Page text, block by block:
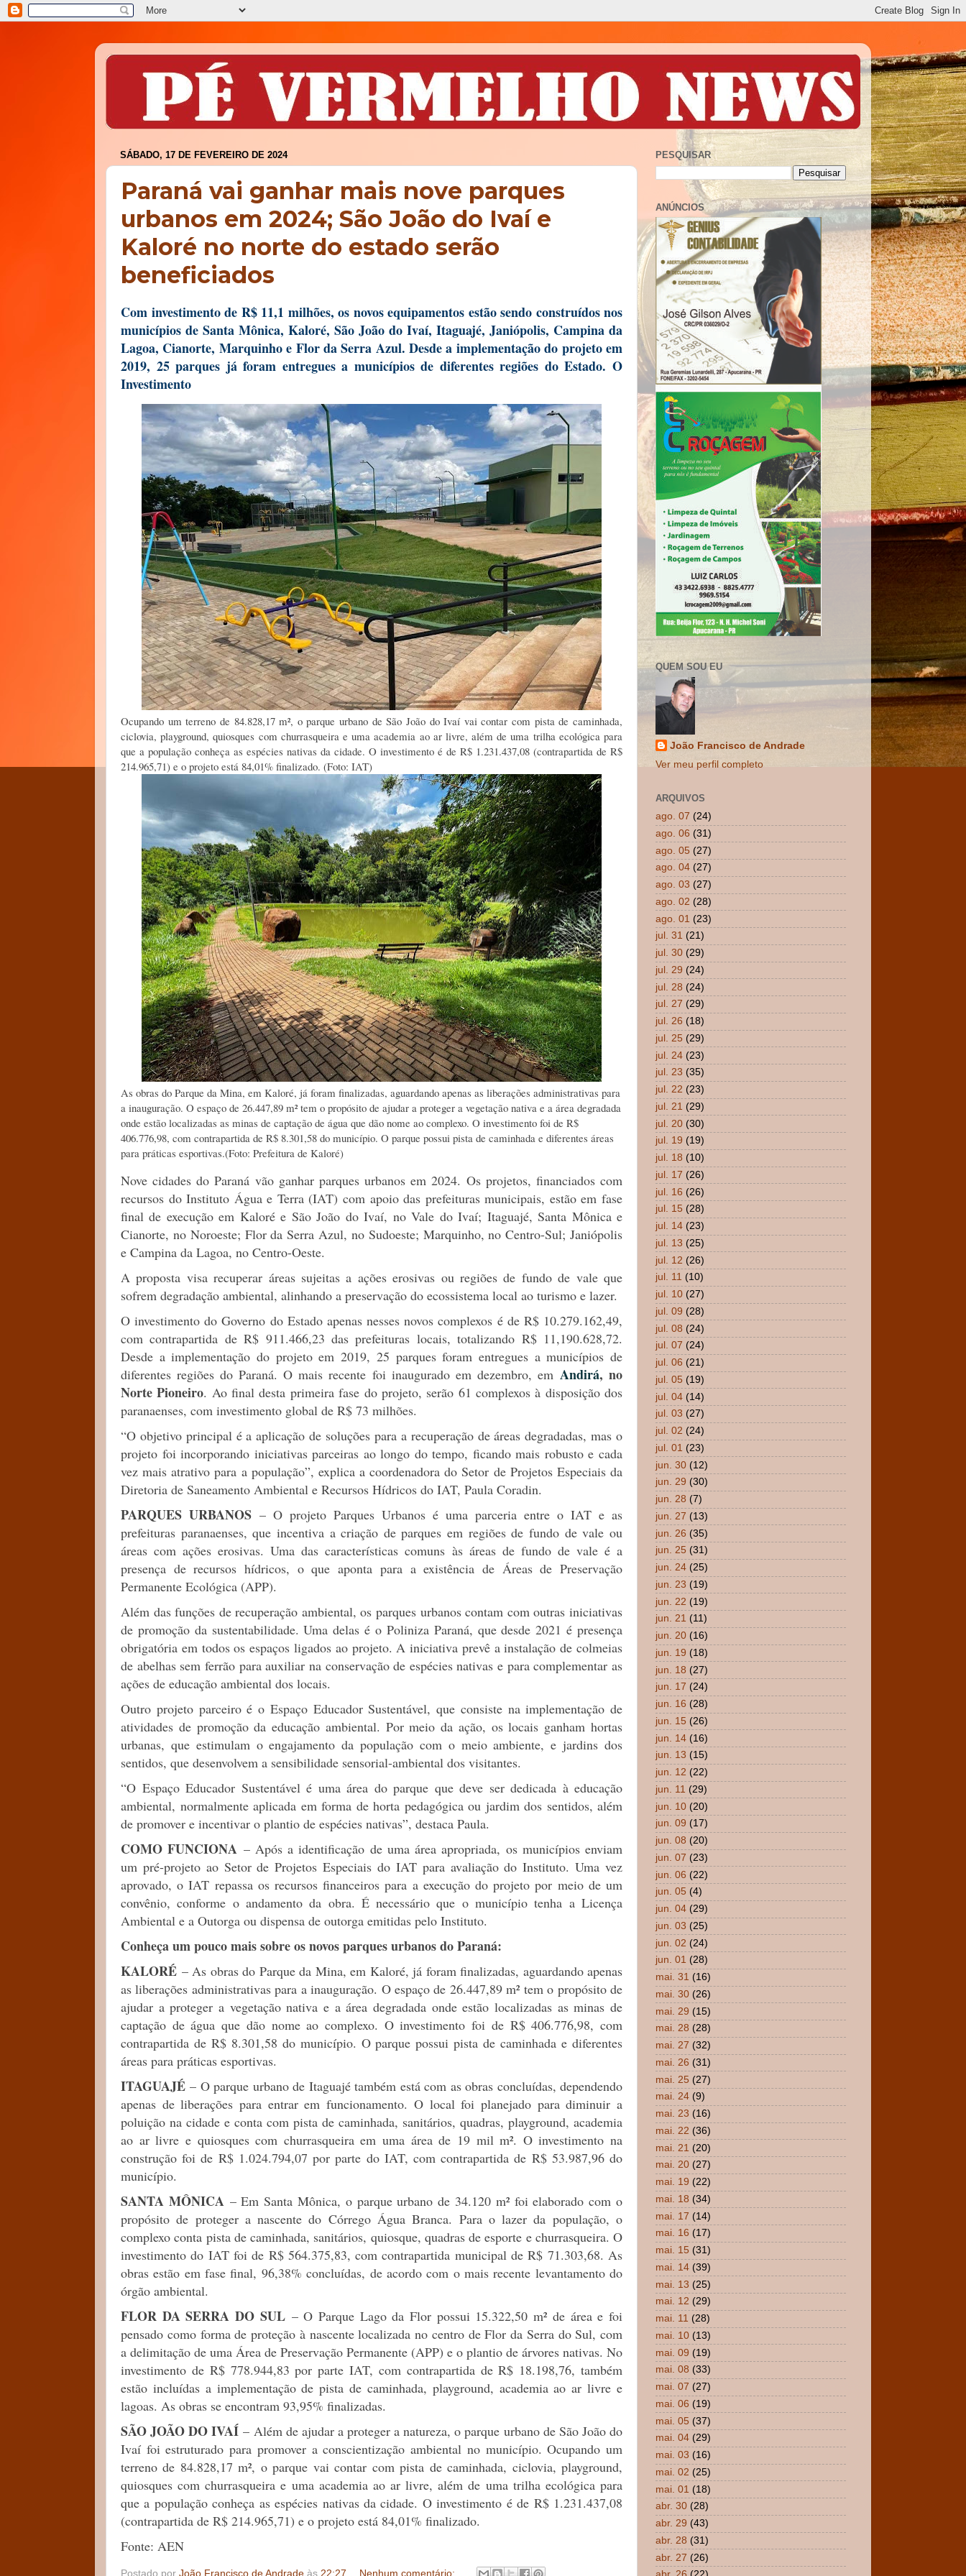
SÁBADO, 17 DE FEVEREIRO DE 2024
Paraná vai ganhar mais nove parques
urbanos em 2024; São João do Ivaí e
Kaloré no norte do estado serão
beneficiados
Com investimento de R$ 11,1 milhões, os novos equipamentos estão sendo construídos nos
municípios de Santa Mônica, Kaloré, São João do Ivaí, Itaguajé, Janiópolis, Campina da
Lagoa, Cianorte, Marquinho e Flor da Serra Azul. Desde a implementação do projeto em
2019, 25 parques já foram entregues a municípios de diferentes regiões do Estado. O
Investimento
Ocupando um terreno de 84.828,17 m², o parque urbano de São João do Ivaí vai contar com pista de caminhada,
ciclovia, playground, quiosques com churrasqueira e uma academia ao ar livre, além de uma trilha ecológica para
que a população conheça as espécies nativas da cidade. O investimento é de R$ 1.231.437,08 (contrapartida de R$
214.965,71) e o projeto está 84,01% finalizado. (Foto: IAT)
As obras do Parque da Mina, em Kaloré, já foram finalizadas, aguardando apenas as liberações administrativas para
a inauguração. O espaço de 26.447,89 m² tem o propósito de ajudar a proteger a vegetação nativa e a área degradada
onde estão localizadas as minas de captação de água que dão nome ao complexo. O investimento foi de R$
406.776,98, com contrapartida de R$ 8.301,58 do município. O parque possui pista de caminhada e diferentes áreas
para práticas esportivas.(Foto: Prefeitura de Kaloré)
Nove cidades do Paraná vão ganhar parques urbanos em 2024. Os projetos, financiados com
recursos do Instituto Água e Terra (IAT) com apoio das prefeituras municipais, estão em fase
final de execução em Kaloré e São João do Ivaí, no Vale do Ivaí; Itaguajé, Santa Mônica e
Cianorte, no Noroeste; Flor da Serra Azul, no Sudoeste; Marquinho, no Centro-Sul; Janiópolis
e Campina da Lagoa, no Centro-Oeste.
A proposta visa recuperar áreas sujeitas a ações erosivas ou regiões de fundo de vale que
sofrem degradação ambiental, alinhando a preservação do ecossistema local ao turismo e lazer.
O investimento do Governo do Estado apenas nesses novos complexos é de R$ 10.279.162,49,
com contrapartida de R$ 911.466,23 das prefeituras locais, totalizando R$ 11,190.628,72.
Desde a implementação do projeto em 2019, 25 parques foram entregues a municípios de
diferentes regiões do Paraná. O mais recente foi inaugurado em dezembro, em Andirá, no
Norte Pioneiro. Ao final desta primeira fase do projeto, serão 61 complexos à disposição dos
paranaenses, com investimento global de R$ 73 milhões.
“O objetivo principal é a aplicação de soluções para a recuperação de áreas degradadas, mas o
projeto foi incorporando iniciativas parceiras ao longo do tempo, ficando mais robusto e cada
vez mais atrativo para a população”, explica a coordenadora do Setor de Projetos Especiais da
Diretoria de Saneamento Ambiental e Recursos Hídricos do IAT, Paula Coradin.
PARQUES URBANOS – O projeto Parques Urbanos é uma parceria entre o IAT e as
prefeituras paranaenses, que incentiva a criação de parques em regiões de fundo de vale ou
áreas com ações erosivas. Uma das características comuns às áreas de fundo de vale é a
presença de recursos hídricos, o que aponta para a existência de Áreas de Preservação
Permanente Ecológica (APP).
Além das funções de recuperação ambiental, os parques urbanos contam com outras iniciativas
de promoção da sustentabilidade. Uma delas é o Poliniza Paraná, que desde 2021 é presença
obrigatória em todos os espaços ligados ao projeto. A iniciativa prevê a instalação de colmeias
de abelhas sem ferrão para auxiliar na conservação de espécies nativas e para complementar as
ações de educação ambiental dos locais.
Outro projeto parceiro é o Espaço Educador Sustentável, que consiste na implementação de
atividades de promoção da educação ambiental. Por meio da ação, os locais ganham hortas
urbanas, que estimulam o engajamento da população com o meio ambiente, e jardins dos
sentidos, que desenvolvem a sensibilidade sensorial-ambiental dos visitantes.
“O Espaço Educador Sustentável é uma área do parque que deve ser dedicada à educação
ambiental, normalmente aplicada em forma de horta pedagógica ou jardim dos sentidos, além
de promover e incentivar o plantio de espécies nativas”, destaca Paula.
COMO FUNCIONA – Após a identificação de uma área apropriada, os municípios enviam
um pré-projeto ao Setor de Projetos Especiais do IAT para avaliação do Instituto. Uma vez
aprovado, o IAT repassa os recursos financeiros para a execução do projeto por meio de um
convênio, conforme o andamento da obra. É necessário que o município tenha a Licença
Ambiental e a Outorga ou dispensa de outorga emitidas pelo Instituto.
Conheça um pouco mais sobre os novos parques urbanos do Paraná:
KALORÉ – As obras do Parque da Mina, em Kaloré, já foram finalizadas, aguardando apenas
as liberações administrativas para a inauguração. O espaço de 26.447,89 m² tem o propósito de
ajudar a proteger a vegetação nativa e a área degradada onde estão localizadas as minas de
captação de água que dão nome ao complexo. O investimento foi de R$ 406.776,98, com
contrapartida de R$ 8.301,58 do município. O parque possui pista de caminhada e diferentes
áreas para práticas esportivas.
ITAGUAJÉ– O parque urbano de Itaguajé também está com as obras concluídas, dependendo
apenas de liberações para entrar em funcionamento. O local foi planejado para diminuir a
poluição na cidade e conta com pista de caminhada, sanitários, quadras, playground, academia
ao ar livre e quiosques com churrasqueira em uma área de 19 mil m². O investimento na
construção foi de R$ 1.024.794,07 por parte do IAT, com contrapartida de R$ 53.987,96 do
município.
SANTA MÔNICA – Em Santa Mônica, o parque urbano de 34.120 m² foi elaborado com o
propósito de proteger a nascente do Córrego Água Branca. Para o lazer da população, o
complexo conta pista de caminhada, sanitários, quiosque, quadras de esporte e churrasqueira. O
investimento do IAT foi de R$ 564.375,83, com contrapartida municipal de R$ 71.303,68. As
obras estão em fase final, 96,38% concluídas, de acordo com o mais recente levantamento do
órgão ambiental.
FLOR DA SERRA DO SUL– O Parque Lago da Flor possui 15.322,50 m² de área e foi
pensado como forma de proteção à nascente localizada no centro de Flor da Serra do Sul, com
a delimitação de uma Área de Preservação Permanente (APP) e o plantio de árvores nativas. No
investimento de R$ 778.944,83 por parte IAT, com contrapartida de R$ 18.198,76, também
estão incluídas a implementação de pista de caminhada, playground, academia ao ar livre e
lagoas. As obras se encontram 93,95% finalizadas.
SÃO JOÃO DO IVAÍ– Além de ajudar a proteger a natureza, o parque urbano de São João do
Ivaí foi estruturado para promover a conscientização ambiental no município. Ocupando um
terreno de 84.828,17 m², o parque vai contar com pista de caminhada, ciclovia, playground,
quiosques com churrasqueira e uma academia ao ar livre, além de uma trilha ecológica para
que a população conheça as espécies nativas da cidade. O investimento é de R$ 1.231.437,08
(contrapartida de R$ 214.965,71) e o projeto está 84,01% finalizado.
Fonte: AEN
Postado por João Francisco de Andrade às 22:27 Nenhum comentário:
PESQUISAR
ANÚNCIOS
QUEM SOU EU
João Francisco de Andrade
Ver meu perfil completo
ARQUIVOS
ago. 07 (24)
ago. 06 (31)
ago. 05 (27)
ago. 04 (27)
ago. 03 (27)
ago. 02 (28)
ago. 01 (23)
jul. 31 (21)
jul. 30 (29)
jul. 29 (24)
jul. 28 (24)
jul. 27 (29)
jul. 26 (18)
jul. 25 (29)
jul. 24 (23)
jul. 23 (35)
jul. 22 (23)
jul. 21 (29)
jul. 20 (30)
jul. 19 (19)
jul. 18 (10)
jul. 17 (26)
jul. 16 (26)
jul. 15 (28)
jul. 14 (23)
jul. 13 (25)
jul. 12 (26)
jul. 11 (10)
jul. 10 (27)
jul. 09 (28)
jul. 08 (24)
jul. 07 (24)
jul. 06 (21)
jul. 05 (19)
jul. 04 (14)
jul. 03 (27)
jul. 02 (24)
jul. 01 (23)
jun. 30 (12)
jun. 29 (30)
jun. 28 (7)
jun. 27 (13)
jun. 26 (35)
jun. 25 (31)
jun. 24 (25)
jun. 23 (19)
jun. 22 (19)
jun. 21 (11)
jun. 20 (16)
jun. 19 (18)
jun. 18 (27)
jun. 17 (24)
jun. 16 (28)
jun. 15 (26)
jun. 14 (16)
jun. 13 (15)
jun. 12 (22)
jun. 11 (29)
jun. 10 (20)
jun. 09 (17)
jun. 08 (20)
jun. 07 (23)
jun. 06 (22)
jun. 05 (4)
jun. 04 (29)
jun. 03 (25)
jun. 02 (24)
jun. 01 (28)
mai. 31 (16)
mai. 30 (26)
mai. 29 (15)
mai. 28 (28)
mai. 27 (32)
mai. 26 (31)
mai. 25 (27)
mai. 24 (9)
mai. 23 (16)
mai. 22 (36)
mai. 21 (20)
mai. 20 (27)
mai. 19 (22)
mai. 18 (34)
mai. 17 (14)
mai. 16 (17)
mai. 15 (31)
mai. 14 (39)
mai. 13 (25)
mai. 12 (29)
mai. 11 (28)
mai. 10 (13)
mai. 09 (19)
mai. 08 (33)
mai. 07 (27)
mai. 06 (19)
mai. 05 (37)
mai. 04 (29)
mai. 03 (16)
mai. 02 (25)
mai. 01 (18)
abr. 30 (28)
abr. 29 (43)
abr. 28 (31)
abr. 27 (26)